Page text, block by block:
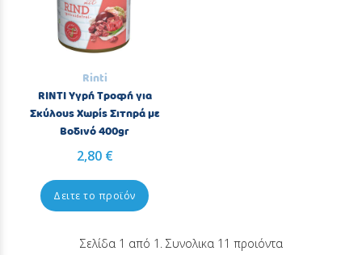
Rinti
RINTI Υγρή Τροφή για
Σκύλους Χωρίς Σιτηρά με
Βοδινό 400gr
2,80 €
Δειτε το προϊόν
Σελίδα 1 από 1. Συνολικα 11 προιόντα